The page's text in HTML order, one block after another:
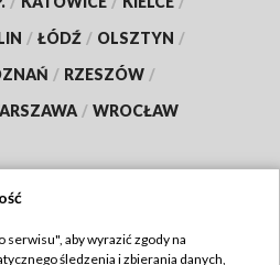
/ ŁÓDŹ / OLSZTYN /
/ RZESZÓW /
/ WROCŁAW
aby wyrazić zgody na
śledzenia i zbierania danych,